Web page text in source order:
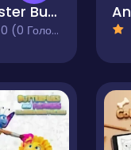
Easter Bunny Coloring Book for Kids
0 (0 Голосів)